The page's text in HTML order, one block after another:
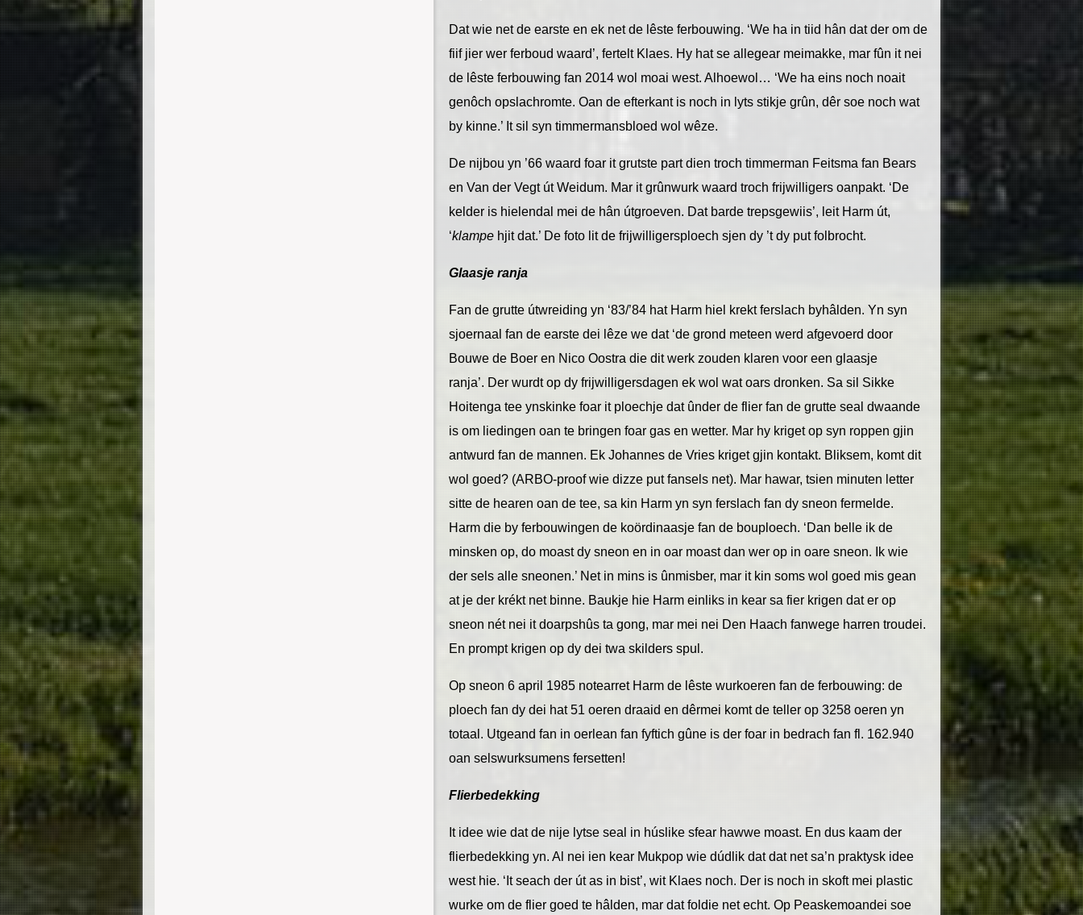
Dat wie net de earste en ek net de lêste ferbouwing. ‘We ha in tiid hân dat der om de
fiif jier wer ferboud waard’, fertelt Klaes. Hy hat se allegear meimakke, mar fûn it nei
de lêste ferbouwing fan 2014 wol moai west. Alhoewol… ‘We ha eins noch noait
genôch opslachromte. Oan de efterkant is noch in lyts stikje grûn, dêr soe noch wat
by kinne.’ It sil syn timmermansbloed wol wêze.
De nijbou yn ’66 waard foar it grutste part dien troch timmerman Feitsma fan Bears
en Van der Vegt út Weidum. Mar it grûnwurk waard troch frijwilligers oanpakt. ‘De
kelder is hielendal mei de hân útgroeven. Dat barde trepsgewiis’, leit Harm út,
‘klampe hjit dat.’ De foto lit de frijwilligersploech sjen dy ’t dy put folbrocht.
Glaasje ranja
Fan de grutte útwreiding yn ‘83/’84 hat Harm hiel krekt ferslach byhâlden. Yn syn
sjoernaal fan de earste dei lêze we dat ‘de grond meteen werd afgevoerd door
Bouwe de Boer en Nico Oostra die dit werk zouden klaren voor een glaasje
ranja’. Der wurdt op dy frijwilligersdagen ek wol wat oars dronken. Sa sil Sikke
Hoitenga tee ynskinke foar it ploechje dat ûnder de flier fan de grutte seal dwaande
is om liedingen oan te bringen foar gas en wetter. Mar hy kriget op syn roppen gjin
antwurd fan de mannen. Ek Johannes de Vries kriget gjin kontakt. Bliksem, komt dit
wol goed? (ARBO-proof wie dizze put fansels net). Mar hawar, tsien minuten letter
sitte de hearen oan de tee, sa kin Harm yn syn ferslach fan dy sneon fermelde.
Harm die by ferbouwingen de koördinaasje fan de bouploech. ‘Dan belle ik de
minsken op, do moast dy sneon en in oar moast dan wer op in oare sneon. Ik wie
der sels alle sneonen.’ Net in mins is ûnmisber, mar it kin soms wol goed mis gean
at je der krékt net binne. Baukje hie Harm einliks in kear sa fier krigen dat er op
sneon nét nei it doarpshûs ta gong, mar mei nei Den Haach fanwege harren troudei.
En prompt krigen op dy dei twa skilders spul.
Op sneon 6 april 1985 notearret Harm de lêste wurkoeren fan de ferbouwing: de
ploech fan dy dei hat 51 oeren draaid en dêrmei komt de teller op 3258 oeren yn
totaal. Utgeand fan in oerlean fan fyftich gûne is der foar in bedrach fan fl. 162.940
oan selswurksumens fersetten!
Flierbedekking
It idee wie dat de nije lytse seal in húslike sfear hawwe moast. En dus kaam der
flierbedekking yn. Al nei ien kear Mukpop wie dúdlik dat dat net sa’n praktysk idee
west hie. ‘It seach der út as in bist’, wit Klaes noch. Der is noch in skoft mei plastic
wurke om de flier goed te hâlden, mar dat foldie net echt. Op Peaskemoandei soe